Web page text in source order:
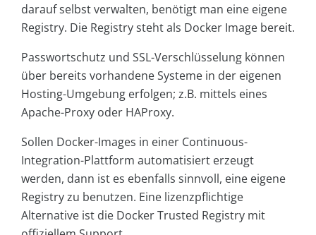
darauf selbst verwalten, benötigt man eine eigene
Registry. Die Registry steht als Docker Image bereit.
Passwortschutz und SSL-Verschlüsselung können
über bereits vorhandene Systeme in der eigenen
Hosting-Umgebung erfolgen; z.B. mittels eines
Apache-Proxy oder HAProxy.
Sollen Docker-Images in einer Continuous-
Integration-Plattform automatisiert erzeugt
werden, dann ist es ebenfalls sinnvoll, eine eigene
Registry zu benutzen. Eine lizenzpflichtige
Alternative ist die Docker Trusted Registry mit